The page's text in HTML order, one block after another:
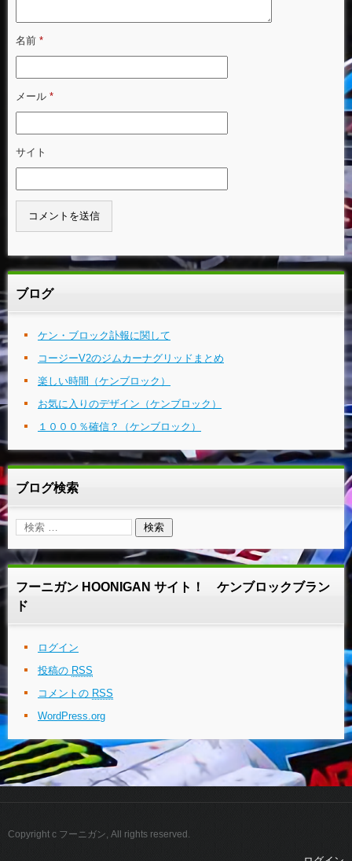
名前 *
メール *
サイト
ブログ
ケン・ブロック訃報に関して
コージーV2のジムカーナグリッドまとめ
楽しい時間（ケンブロック）
お気に入りのデザイン（ケンブロック）
１０００％確信？（ケンブロック）
ブログ検索
フーニガン HOONIGAN サイト！ ケンブロックブラン
ド
ログイン
投稿の RSS
コメントの RSS
WordPress.org
Copyright c フーニガン, All rights reserved.